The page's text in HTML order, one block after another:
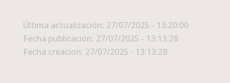
Última actualización: 27/07/2025 - 13:20:00
Fecha publicación: 27/07/2025 - 13:13:28
Fecha creacion: 27/07/2025 - 13:13:28